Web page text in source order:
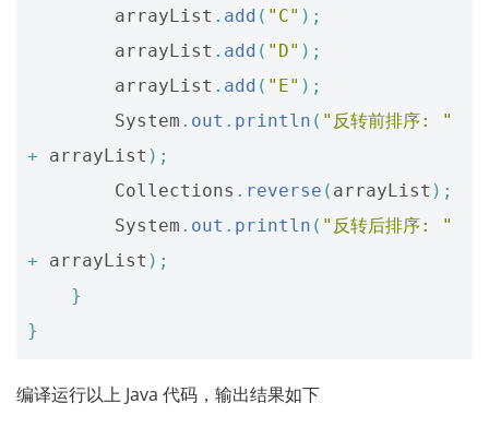
arrayList . add ( "C" );
arrayList . add ( "D" );
arrayList . add ( "E" );
System . out . println ( "反转前排序: "
+
arrayList );
Collections . reverse ( arrayList );
System . out . println ( "反转后排序: "
+
arrayList );
}
}
编译运行以上 Java 代码，输出结果如下